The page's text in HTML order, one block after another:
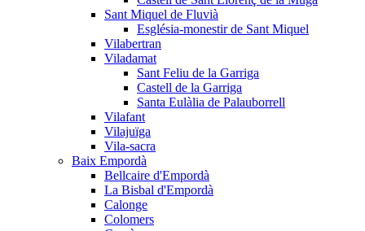
Sant Miquel de Fluvià
Església-monestir de Sant Miquel
Vilabertran
Viladamat
Sant Feliu de la Garriga
Castell de la Garriga
Santa Eulàlia de Palauborrell
Vilafant
Vilajuïga
Vila-sacra
Baix Empordà
Bellcaire d'Empordà
La Bisbal d'Empordà
Calonge
Colomers